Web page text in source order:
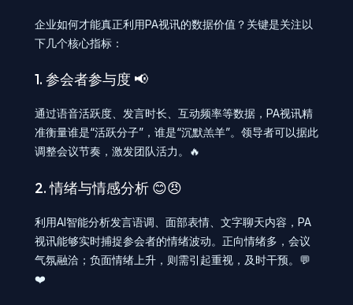
企业如何才能真正利用PA视讯的数据价值？关键是关注以
下几个核心指标：
1. 参会者参与度 📢
通过语音活跃度、发言时长、互动频率等数据，PA视讯精
准衡量谁是“活跃分子”，谁是“沉默羔羊”。领导者可以据此
调整会议节奏，激发团队活力。🔥
2. 情绪与情感分析 😊😠
利用AI智能分析发言语调、面部表情、文字聊天内容，PA
视讯能够实时捕捉参会者的情绪波动。正向情绪多，会议
气氛融洽；负面情绪上升，则需引起重视，及时干预。💬
❤️